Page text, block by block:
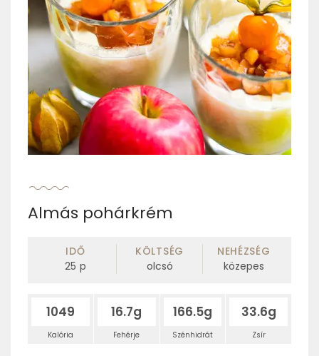
Almás pohárkrém
IDŐ
25 p
KÖLTSÉG
olcsó
NEHÉZSÉG
közepes
1049
Kalória
16.7g
Fehérje
166.5g
Szénhidrát
33.6g
Zsír